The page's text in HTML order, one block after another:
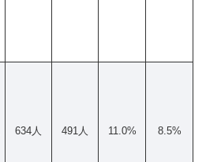
634人 491人 11.0% 8.5%